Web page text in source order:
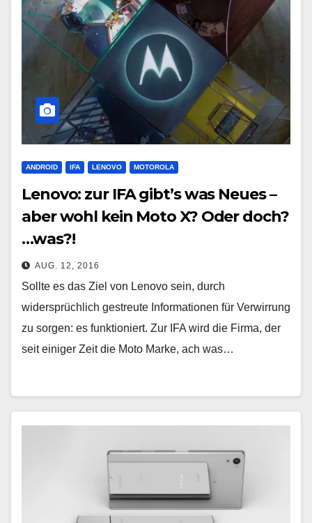
ANDROID IFA LENOVO MOTOROLA
Lenovo: zur IFA gibt’s was Neues –
aber wohl kein Moto X? Oder doch?
…was?!
AUG. 12, 2016
Sollte es das Ziel von Lenovo sein, durch
widersprüchlich gestreute Informationen für Verwirrung
zu sorgen: es funktioniert. Zur IFA wird die Firma, der
seit einiger Zeit die Moto Marke, ach was…